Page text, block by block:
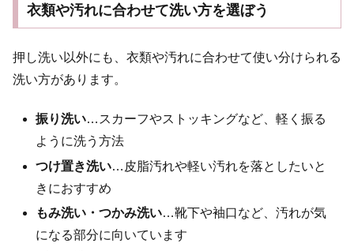
衣類や汚れに合わせて洗い方を選ぼう
押し洗い以外にも、衣類や汚れに合わせて使い分けられる
洗い方があります。
振り洗い…スカーフやストッキングなど、軽く振る
ように洗う方法
つけ置き洗い…皮脂汚れや軽い汚れを落としたいと
きにおすすめ
もみ洗い・つかみ洗い…靴下や袖口など、汚れが気
になる部分に向いています